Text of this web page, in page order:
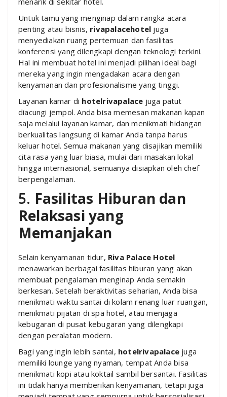
Untuk tamu yang menginap dalam rangka acara
penting atau bisnis, rivapalacehotel juga
menyediakan ruang pertemuan dan fasilitas
konferensi yang dilengkapi dengan teknologi terkini.
Hal ini membuat hotel ini menjadi pilihan ideal bagi
mereka yang ingin mengadakan acara dengan
kenyamanan dan profesionalisme yang tinggi.
Layanan kamar di hotelrivapalace juga patut
diacungi jempol. Anda bisa memesan makanan kapan
saja melalui layanan kamar, dan menikmati hidangan
berkualitas langsung di kamar Anda tanpa harus
keluar hotel. Semua makanan yang disajikan memiliki
cita rasa yang luar biasa, mulai dari masakan lokal
hingga internasional, semuanya disiapkan oleh chef
berpengalaman.
5. Fasilitas Hiburan dan
Relaksasi yang
Memanjakan
Selain kenyamanan tidur, Riva Palace Hotel
menawarkan berbagai fasilitas hiburan yang akan
membuat pengalaman menginap Anda semakin
berkesan. Setelah beraktivitas seharian, Anda bisa
menikmati waktu santai di kolam renang luar ruangan,
menikmati pijatan di spa hotel, atau menjaga
kebugaran di pusat kebugaran yang dilengkapi
dengan peralatan modern.
Bagi yang ingin lebih santai, hotelrivapalace juga
memiliki lounge yang nyaman, tempat Anda bisa
menikmati kopi atau koktail sambil bersantai. Fasilitas
ini tidak hanya memberikan kenyamanan, tetapi juga